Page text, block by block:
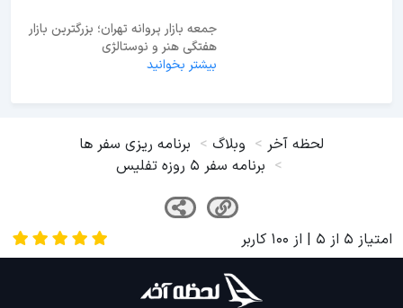
جمعه بازار پروانه تهران؛ بزرگترین بازار
هفتگی هنر و نوستالژی
بیشتر بخوانید
لحظه آخر وبلاگ
برنامه ریزی سفر ها
برنامه سفر 5 روزه تفلیس
امتیاز 5 از 5 | از 100 کاربر